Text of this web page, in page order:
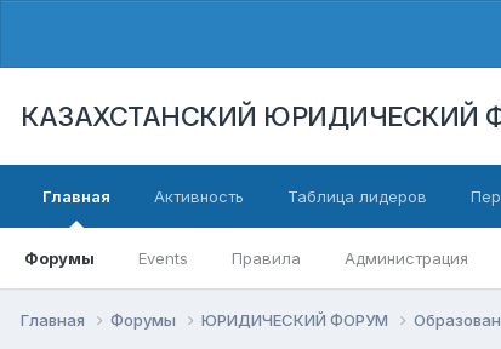
КАЗАХСТАНСКИЙ ЮРИДИЧЕСКИЙ
Главная
Форумы Events Правила Администрация
Активность Таблица лидеров
Главная Форумы ЮРИДИЧЕСКИЙ ФОРУМ